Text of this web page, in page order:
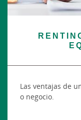
Las ventajas de
o negocio.